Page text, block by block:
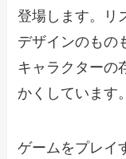
登場します。リ
デザインのもの
キャラクターの
かくしています。
ゲームをプレイ